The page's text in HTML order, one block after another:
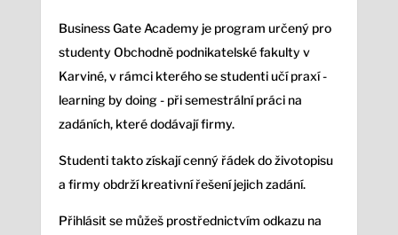
Business Gate Academy je program určený pro
studenty Obchodně podnikatelské fakulty v
Karviné, v rámci kterého se studenti učí praxí -
learning by doing - při semestrální práci na
zadáních, které dodávají firmy.
Studenti takto získají cenný řádek do životopisu
a firmy obdrží kreativní řešení jejich zadání.
Přihlásit se můžeš prostřednictvím odkazu na